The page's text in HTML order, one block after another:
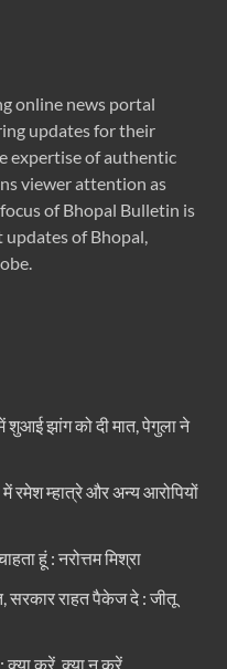
online news portal
updates for their
expertise of authentic
viewer attention as
of Bhopal Bulletin is
of Bhopal,
झांग को दी मात, पेगुला ने
में रमेश म्हात्रे और अन्य आरोपियों
हूं : नरोत्तम मिश्रा
सरकार राहत पैकेज दे : जीतू
करें, क्या न करें…